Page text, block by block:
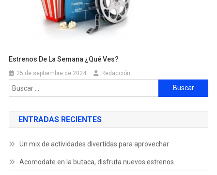
Estrenos De La Semana ¿qué Ves?
25 de septiembre de 2024 Redacción
ENTRADAS RECIENTES
Un mix de actividades divertidas para aprovechar
Acomodate en la butaca, disfruta nuevos estrenos